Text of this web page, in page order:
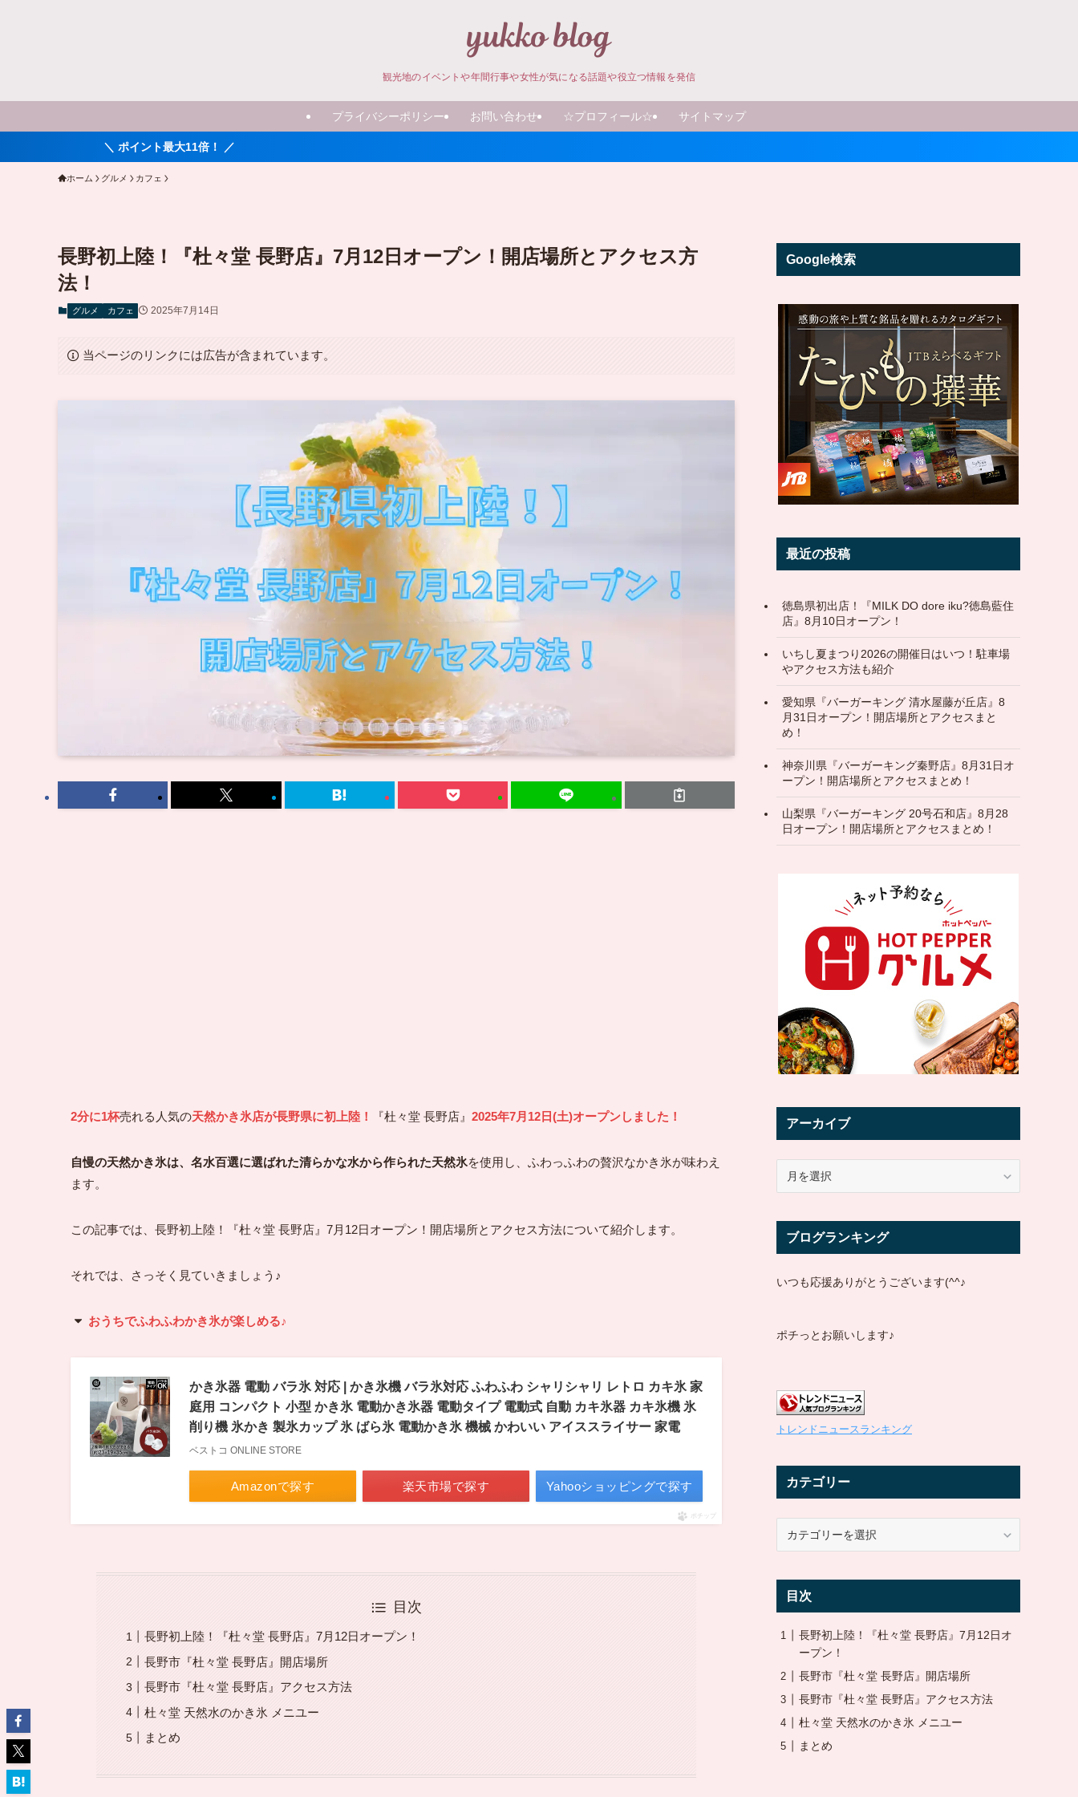
観光地のイベントや年間行事や女性が気になる話題や役立つ情報を発信
プライバシーポリシー お問い合わせ ☆プロフィール☆ サイトマップ
＼ ポイント最大11倍！ ／
ホーム グルメ カフェ
長野初上陸！『杜々堂 長野店』7月12日オープン！開店場所とアクセス方
法！
グルメ カフェ 2025年7月14日
当ページのリンクには広告が含まれています。
2分に1杯売れる人気の天然かき氷店が長野県に初上陸！ 『杜々堂 長野店』 2025年7月12日(土)オープンしました！
自慢の天然かき氷は、名水百選に選ばれた清らかな水から作られた天然氷を使用し、ふわっふわの贅沢なかき氷が味わえ
ます。
この記事では、長野初上陸！『杜々堂 長野店』7月12日オープン！開店場所とアクセス方法について紹介します。
それでは、さっそく見ていきましょう♪
おうちでふわふわかき氷が楽しめる♪
かき氷器 電動 バラ氷 対応 | かき氷機 バラ氷対応 ふわふわ シャリシャリ レトロ カキ氷 家
庭用 コンパクト 小型 かき氷 電動かき氷器 電動タイプ 電動式 自動 カキ氷器 カキ氷機 氷
削り機 氷かき 製氷カップ 氷 ばら氷 電動かき氷 機械 かわいい アイススライサー 家電
ベストコ ONLINE STORE
Amazonで探す 楽天市場で探す Yahooショッピングで探す
ポチップ
目次
長野初上陸！『杜々堂 長野店』7月12日オープン！
長野市『杜々堂 長野店』開店場所
長野市『杜々堂 長野店』アクセス方法
杜々堂 天然水のかき氷 メニユー
まとめ
Google検索
最近の投稿
徳島県初出店！『MILK DO dore iku?徳島藍住
店』8月10日オープン！
いちし夏まつり2026の開催日はいつ！駐車場
やアクセス方法も紹介
愛知県『バーガーキング 清水屋藤が丘店』8
月31日オープン！開店場所とアクセスまと
め！
神奈川県『バーガーキング秦野店』8月31日オ
ープン！開店場所とアクセスまとめ！
山梨県『バーガーキング 20号石和店』8月28
日オープン！開店場所とアクセスまとめ！
アーカイブ
イ
ブログランキング
いつも応援ありがとうございます(^^♪
ポチっとお願いします♪
トレンドニュースランキング
カテゴリー
リ
目次
長野初上陸！『杜々堂 長野店』7月12日オ
ープン！
長野市『杜々堂 長野店』開店場所
長野市『杜々堂 長野店』アクセス方法
杜々堂 天然水のかき氷 メニユー
まとめ